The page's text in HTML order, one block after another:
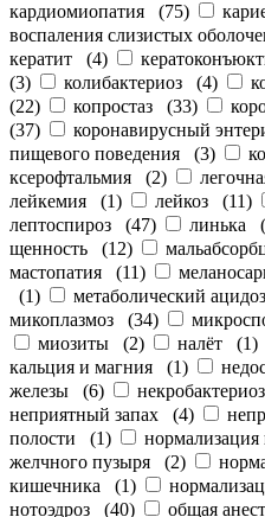
кардиомиопатия (75)
воспаления слизистых
кератит (4)
(3) колибактериоз (4)
(22) копростаз (33)
(37) коронавирусный
пищевого поведения (3)
ксерофтальмия (2)
лейкемия (1) лейкоз (11)
лептоспироз (47) линька (
щенность (12)
мастопатия (11)
(1) метаболический ацидоз
микоплазмоз (34)
миозиты (2) налёт (1)
кальция и магния (1)
железы (6) некробактериоз
неприятный запах (4)
полости (1)
желчного пузыря (2)
кишечника (1)
нотоэдроз (40) общая